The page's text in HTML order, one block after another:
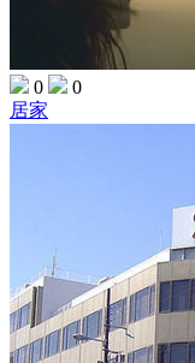
0
0
居家